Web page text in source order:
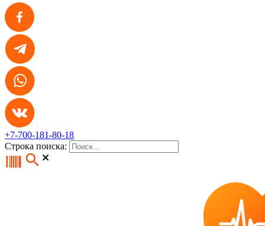
+7-700-181-80-18
Строка поиска: